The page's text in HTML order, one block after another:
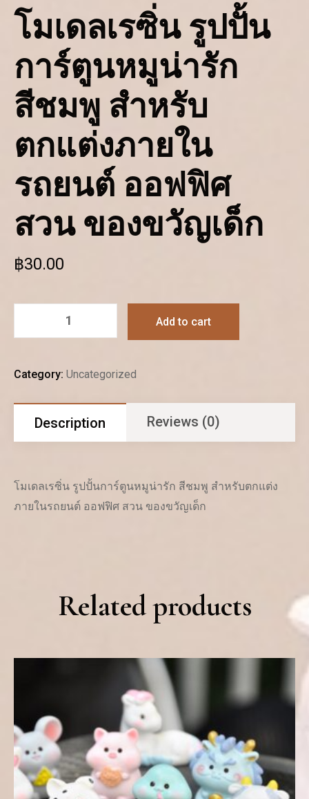
โมเดลเรซิ่น รูปปั้น
การ์ตูนหมูน่ารัก
สีชมพู สําหรับ
ตกแต่งภายใน
รถยนต์ ออฟฟิศ
สวน ของขวัญเด็ก
฿30.00
Add to cart
Category: Uncategorized
Description Reviews (0)
โมเดลเรซิ่น รูปปั้นการ์ตูนหมูน่ารัก สีชมพู สําหรับตกแต่ง
ภายในรถยนต์ ออฟฟิศ สวน ของขวัญเด็ก
Related products